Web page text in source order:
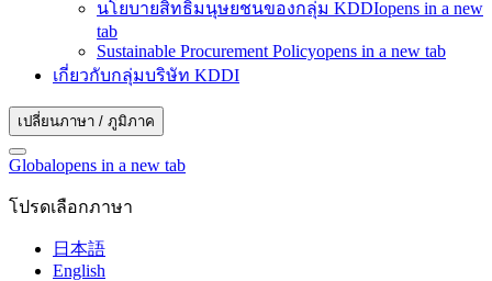
นโยบายสิทธิมนุษยชนของกลุ่ม KDDIopens in a new
tab
Sustainable Procurement Policyopens in a new tab
เกี่ยวกับกลุ่มบริษัท KDDI
เปลี่ยนภาษา / ภูมิภาค
Globalopens in a new tab
โปรดเลือกภาษา
日本語
English